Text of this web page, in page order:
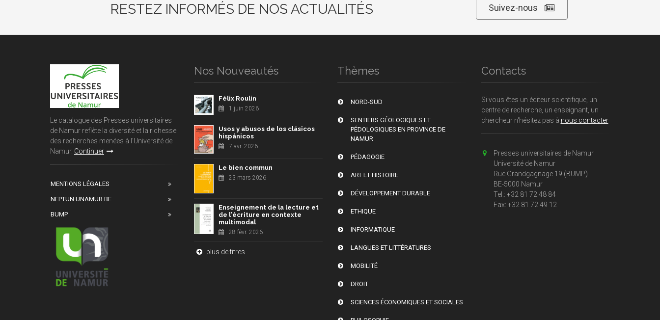
RESTEZ INFORMÉS DE NOS ACTUALITÉS Suivez-nous
Le catalogue des Presses universitaires
de Namur reflète la diversité et la richesse
des recherches menées à l'Université de
Namur. Continuer
MENTIONS LÉGALES
NEPTUN.UNAMUR.BE
BUMP
Nos Nouveautés
Félix Roulin
1 juin 2026
Usos y abusos de los clásicos
hispánicos
7 avr. 2026
Le bien commun
23 mars 2026
Enseignement de la lecture et
de l'écriture en contexte
multimodal
28 févr. 2026
plus de titres
Thèmes
NORD-SUD
SENTIERS GÉOLOGIQUES ET
PÉDOLOGIQUES EN PROVINCE DE
NAMUR
PÉDAGOGIE
ART ET HISTOIRE
DÉVELOPPEMENT DURABLE
ETHIQUE
INFORMATIQUE
LANGUES ET LITTÉRATURES
MOBILITÉ
DROIT
SCIENCES ÉCONOMIQUES ET SOCIALES
Contacts
Si vous êtes un éditeur scientifique, un
centre de recherche, un enseignant, un
chercheur n'hésitez pas à nous contacter
Presses universitaires de Namur
Université de Namur
Rue Grandgagnage 19 (BUMP)
BE-5000 Namur
Tel.: +32 81 72 48 84
Fax: +32 81 72 49 12